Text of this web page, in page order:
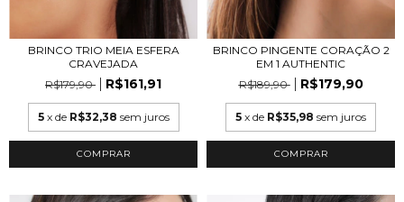
BRINCO TRIO MEIA ESFERA
CRAVEJADA
R$179,90
R$161,91
5 x de R$32,38 sem juros
COMPRAR
BRINCO PINGENTE CORAÇÃO 2
EM 1 AUTHENTIC
R$189,90
R$179,90
5 x de R$35,98 sem juros
COMPRAR